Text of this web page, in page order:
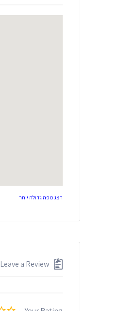
הצג מפה גדולה יותר
Leave a Review